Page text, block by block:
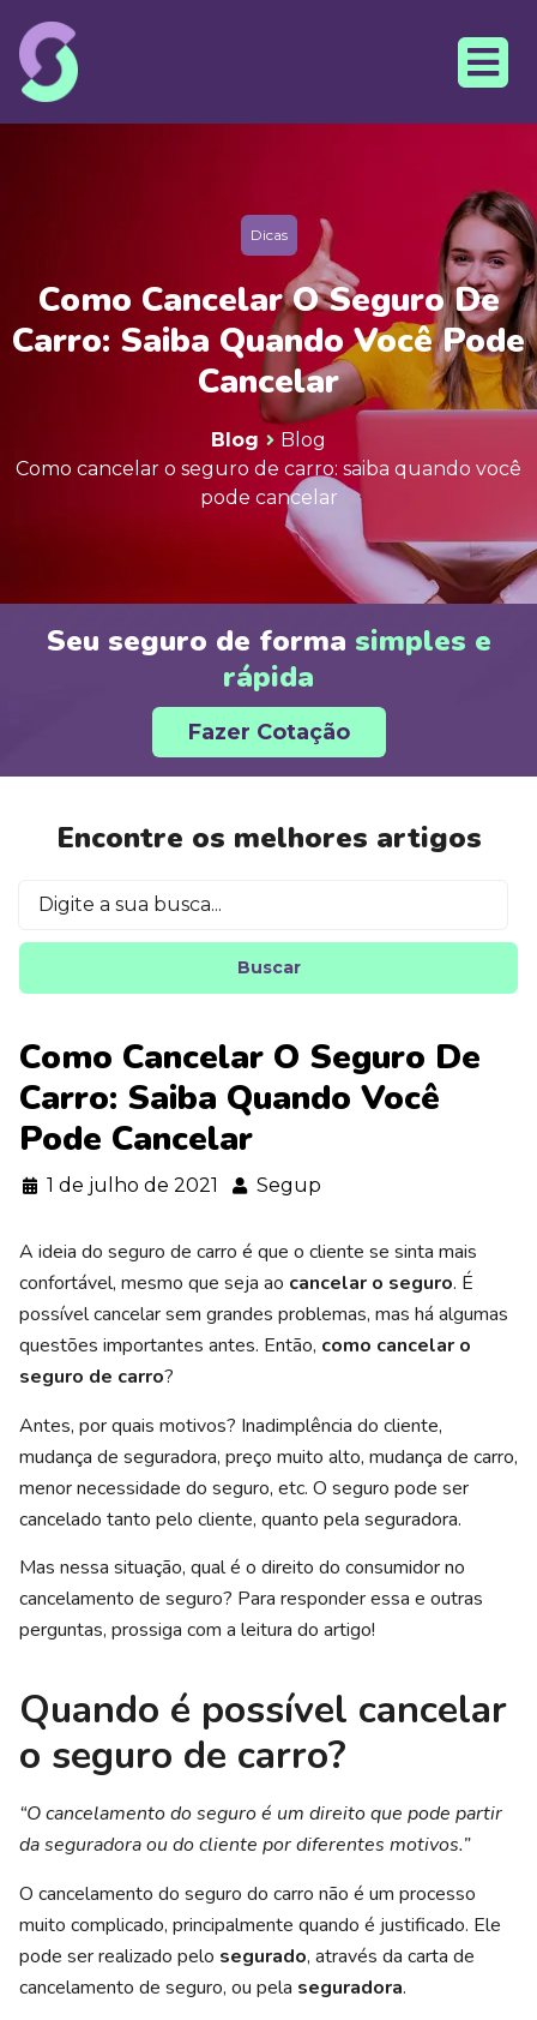
Dicas
Como Cancelar O Seguro De
Carro: Saiba Quando Você Pode
Cancelar
Blog
Blog
Como cancelar o seguro de carro: saiba quando você
pode cancelar
Seu seguro de forma simples e
rápida
Fazer Cotação
Encontre os melhores artigos
Buscar
Como Cancelar O Seguro De
Carro: Saiba Quando Você
Pode Cancelar
1 de julho de 2021 Segup
A ideia do seguro de carro é que o cliente se sinta mais
confortável, mesmo que seja ao cancelar o seguro. É
possível cancelar sem grandes problemas, mas há algumas
questões importantes antes. Então, como cancelar o
seguro de carro?
Antes, por quais motivos? Inadimplência do cliente,
mudança de seguradora, preço muito alto, mudança de carro,
menor necessidade do seguro, etc. O seguro pode ser
cancelado tanto pelo cliente, quanto pela seguradora.
Mas nessa situação, qual é o direito do consumidor no
cancelamento de seguro? Para responder essa e outras
perguntas, prossiga com a leitura do artigo!
Quando é possível cancelar
o seguro de carro?
“O cancelamento do seguro é um direito que pode partir
da seguradora ou do cliente por diferentes motivos.”
O cancelamento do seguro do carro não é um processo
muito complicado, principalmente quando é justificado. Ele
pode ser realizado pelo segurado, através da carta de
cancelamento de seguro, ou pela seguradora.